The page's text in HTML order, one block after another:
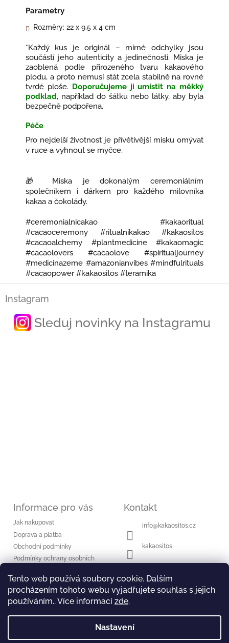
Tento web používá soubory cookie. Dalším
procházením tohoto webu vyjadřujete souhlas s jejich
používáním.. Více informací zde.
Nastavení
Parametry
Rozměry: 22 x 9,5 x 4 cm
*Každý kus je originál – mírné odchylky jsou
součástí jeho autenticity a jedinečnosti. Miska je
zaoblená podle přirozeného tvaru kakaového
plodu, a proto nemusí stát zcela stabilně na rovné
tvrdé ploše. Doporučujeme ji umístit na měkký
podklad, například do šátku nebo látky, aby byla
bezpečně podpořena.
Péče
Pro nejdelší životnost je přívětivější misku omývat
v ruce a vyhnout se myčce.
🎁 Miska je dokonalým ceremoniálním
společníkem i dárkem pro každého milovníka
kakaa a čokolády.
#ceremonialnicakao #kakaoritual
#cacaoceremony #ritualnikakao #kakaositos
#cacaoalchemy #plantmedicine #kakaomagic
#cacaolovers #cacaolove #spiritualjourney
#medicinazeme #amazonianvibes #mindfulrituals
#cacaopower #kakaositos #teramika
Instagram
Sleduj novinky na Instagramu
Informace pro vás
Jak nakupovat
Doprava a platba
Obchodní podmínky
Podmínky ochrany osobních
Kontakt
info@kakaositos.cz
kakaositos
Přijímáme online